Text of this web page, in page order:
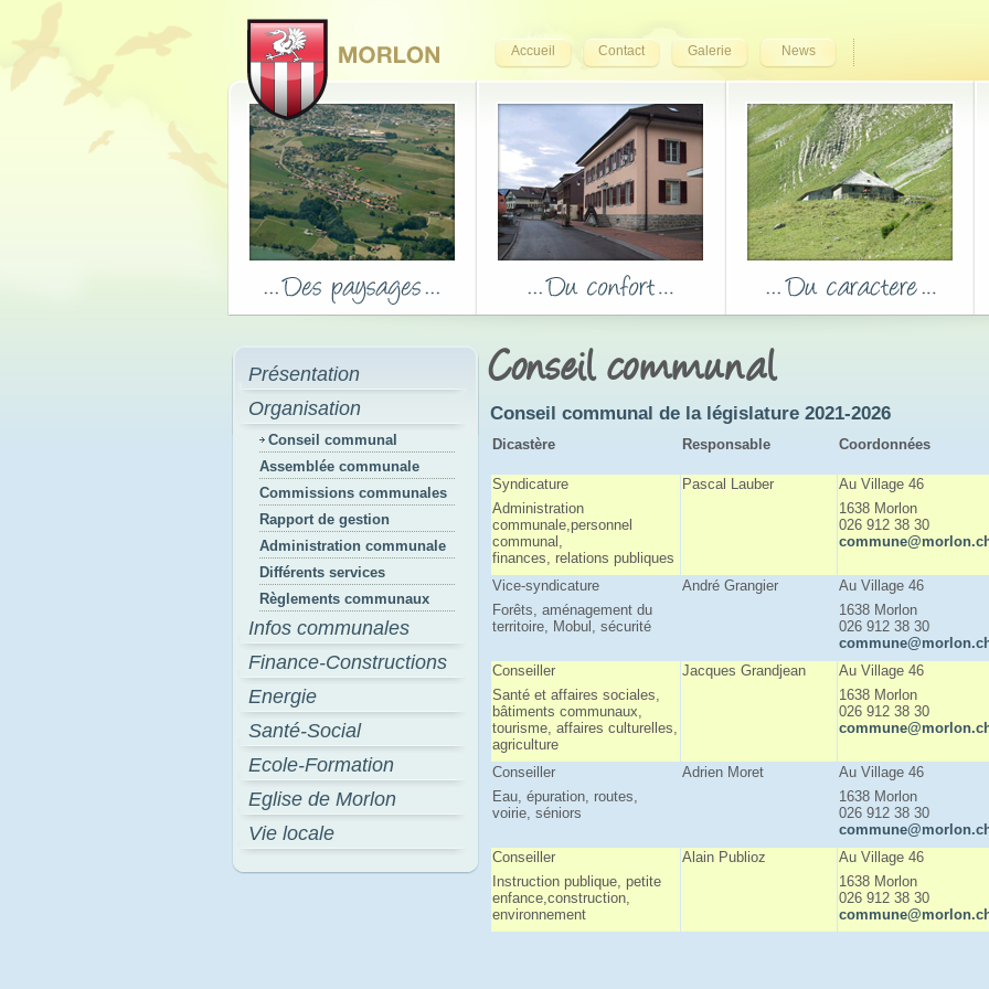
Accueil Contact Galerie News
Présentation
Organisation
Conseil communal
Assemblée communale
Commissions communales
Rapport de gestion
Administration communale
Différents services
Règlements communaux
Infos communales
Finance-Constructions
Energie
Santé-Social
Ecole-Formation
Eglise de Morlon
Vie locale
Conseil communal
Conseil communal de la législature 2021-2026
Dicastère Responsable Coordonnées
Syndicature
Administration
communale,personnel
communal,
finances, relations publiques
Pascal Lauber
Au Village 46
1638 Morlon
026 912 38 30
Vice-syndicature
Forêts, aménagement du
territoire, Mobul, sécurité
André Grangier
Au Village 46
1638 Morlon
026 912 38 30
Conseiller
Santé et affaires sociales,
bâtiments communaux,
tourisme, affaires culturelles,
agriculture
Jacques Grandjean
Au Village 46
1638 Morlon
026 912 38 30
Conseiller
Eau, épuration, routes,
voirie, séniors
Adrien Moret
Au Village 46
1638 Morlon
026 912 38 30
Conseiller
Instruction publique, petite
enfance,construction,
environnement
Alain Publioz
Au Village 46
1638 Morlon
026 912 38 30